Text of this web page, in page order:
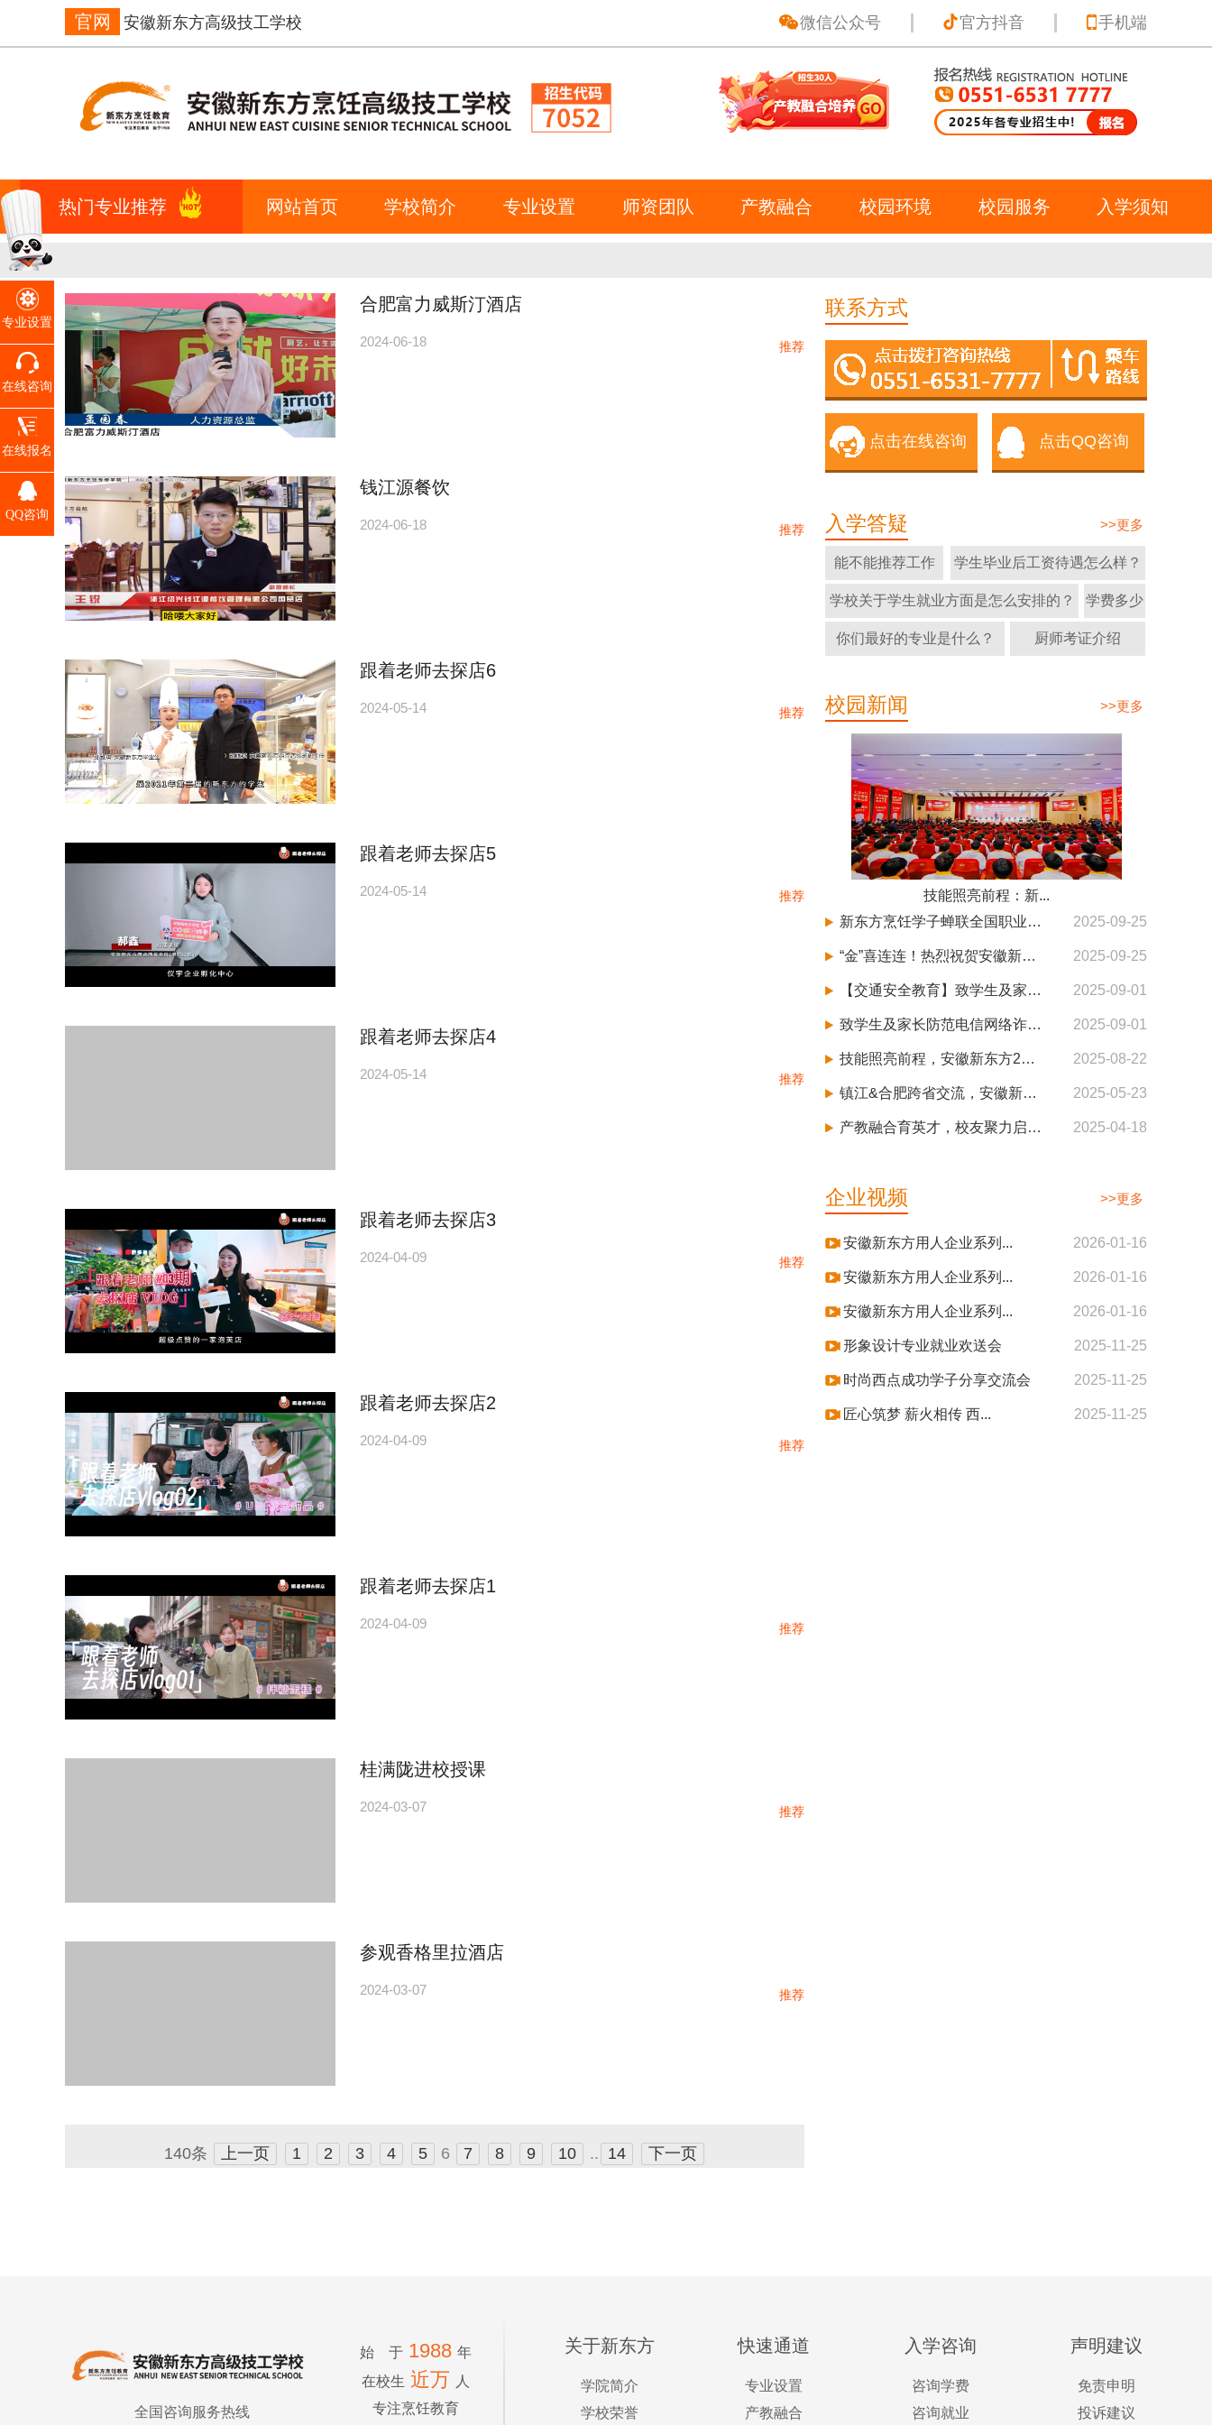
官网 安徽新东方高级技工学校 微信公众号 官方抖音 手机端
热门专业推荐 网站首页 学校简介 专业设置 师资团队 产教融合 校园环境 校园服务 入学须知
合肥富力威斯汀酒店
2024-06-18 推荐
钱江源餐饮
2024-06-18 推荐
跟着老师去探店6
2024-05-14 推荐
跟着老师去探店5
2024-05-14 推荐
跟着老师去探店4
2024-05-14 推荐
跟着老师去探店3
2024-04-09 推荐
跟着老师去探店2
2024-04-09 推荐
跟着老师去探店1
2024-04-09 推荐
桂满陇进校授课
2024-03-07 推荐
参观香格里拉酒店
2024-03-07 推荐
140条 上一页 1 2 3 4 5 6 7 8 9 10 .. 14 下一页
联系方式
点击在线咨询 点击QQ咨询
入学答疑 >>更多
能不能推荐工作 学生毕业后工资待遇怎么样？
学校关于学生就业方面是怎么安排的？ 学费多少
你们最好的专业是什么？ 厨师考证介绍
校园新闻 >>更多
技能照亮前程：新...
新东方烹饪学子蝉联全国职业技能大赛烹饪（西餐）项目冠军
2025-09-25
“金”喜连连！热烈祝贺安徽新东方在全国职业技能大赛中勇夺1金1铜1优胜，闪耀国赛舞台！ 2025-09-25
【交通安全教育】致学生及家长的开学第一封信 2025-09-01
致学生及家长防范电信网络诈骗的一封信 2025-09-01
技能照亮前程，安徽新东方2025“双高人才计划”暨四校生专业升级发布会盛大启航！ 2025-08-22
镇江&合肥跨省交流，安徽新东方助力三方合作，深化产教融合 2025-05-23
产教融合育英才，校友聚力启新篇 | 安徽新东方2025年春季人才交流会暨校友会启动仪式圆满举行 2025-04-18
企业视频 >>更多
安徽新东方用人企业系列... 2026-01-16
安徽新东方用人企业系列... 2026-01-16
安徽新东方用人企业系列... 2026-01-16
形象设计专业就业欢送会 2025-11-25
时尚西点成功学子分享交流会 2025-11-25
匠心筑梦 薪火相传 西... 2025-11-25
全国咨询服务热线
始 于 1988 年
在校生 近万
人
专注烹饪教育
关于新东方
学院简介
学校荣誉
快速通道
专业设置
产教融合
入学咨询
咨询学费
咨询就业
声明建议
免责申明
投诉建议
专业设置
在线咨询
在线报名
QQ咨询